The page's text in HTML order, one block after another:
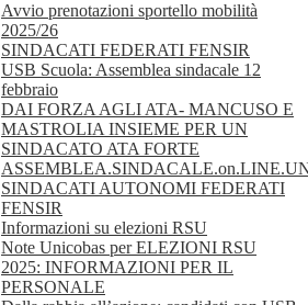
Avvio prenotazioni sportello mobilità
2025/26
SINDACATI FEDERATI FENSIR
USB Scuola: Assemblea sindacale 12
febbraio
DAI FORZA AGLI ATA- MANCUSO E
MASTROLIA INSIEME PER UN
SINDACATO ATA FORTE
SINDACATI AUTONOMI FEDERATI
FENSIR
Informazioni su elezioni RSU
Note Unicobas per ELEZIONI RSU
2025: INFORMAZIONI PER IL
PERSONALE